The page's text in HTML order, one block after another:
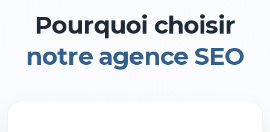
Pourquoi choisir
notre agence SEO